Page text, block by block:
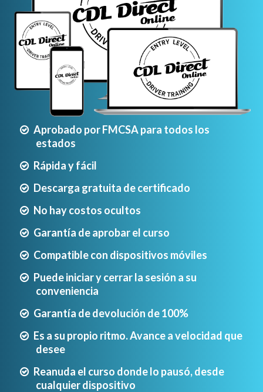
Aprobado por FMCSA para todos los
estados
Rápida y fácil
Descarga gratuita de certificado
No hay costos ocultos
Garantía de aprobar el curso
Compatible con dispositivos móviles
Puede iniciar y cerrar la sesión a su
conveniencia
Garantía de devolución de 100%
Es a su propio ritmo. Avance a velocidad que
desee
Reanuda el curso donde lo pausó, desde
cualquier dispositivo